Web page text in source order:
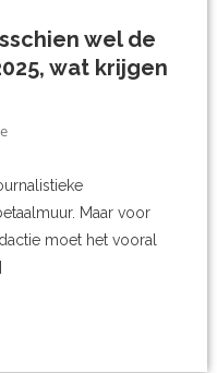
wel de
wat krijgen
Maar voor
moet het vooral